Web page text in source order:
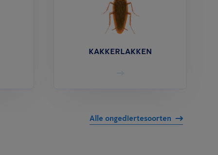
KAKKERLAKKEN
Alle ongediertesoorten